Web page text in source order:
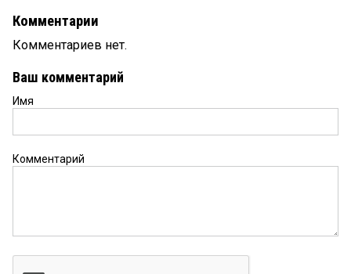
Комментарии
Комментариев нет.
Ваш комментарий
Имя
Комментарий